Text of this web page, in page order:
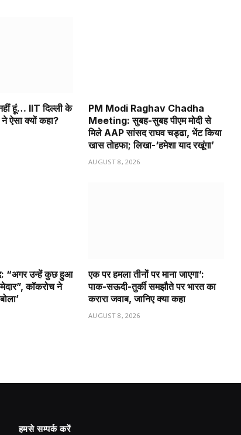
नहीं हूं… IIT दिल्ली के
ऐसा क्यों कहा?
PM Modi Raghav Chadha
Meeting: सुबह-सुबह पीएम मोदी से
मिले AAP सांसद राघव चड्ढा, भेंट किया
खास तोहफा; लिखा-‘हमेशा याद रखूंगा’
AUGUST 8, 2026
“अगर उन्हें कुछ हुआ
कॉकरोच ने
एक पर हमला तीनों पर माना जाएगा’:
पाक-सऊदी-तुर्की समझौते पर भारत का
करारा जवाब, जानिए क्या कहा
AUGUST 8, 2026
हमसे सम्पर्क करें